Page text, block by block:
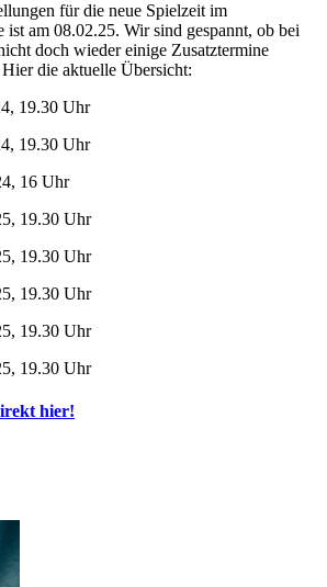
für die neue Spielzeit im
am 08.02.25. Wir sind gespannt, ob bei
doch wieder einige Zusatztermine
die aktuelle Übersicht:
19.30 Uhr
19.30 Uhr
16 Uhr
19.30 Uhr
19.30 Uhr
19.30 Uhr
19.30 Uhr
19.30 Uhr
hier!